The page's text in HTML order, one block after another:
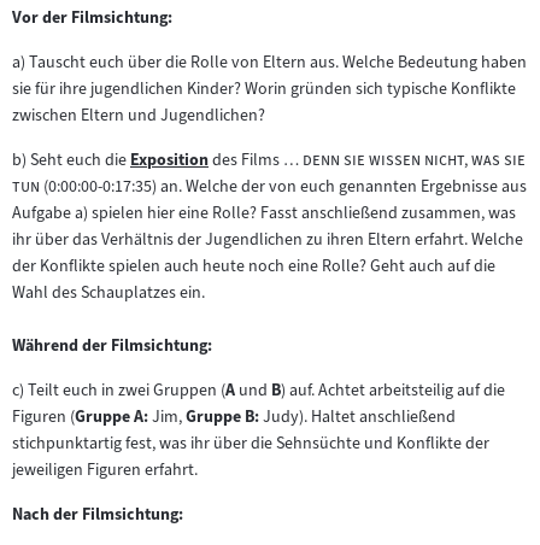
Vor der Filmsichtung:
a) Tauscht euch über die Rolle von Eltern aus. Welche Bedeutung haben
sie für ihre jugendlichen Kinder? Worin gründen sich typische Konflikte
zwischen Eltern und Jugendlichen?
b) Seht euch dieZum
Inhalt:
Expositiondes Films "… denn sie wissen nicht, was sie
tun "(0:00:00-0:17:35) an. Welche der von euch genannten Ergebnisse aus
Aufgabe a) spielen hier eine Rolle? Fasst anschließend zusammen, was
ihr über das Verhältnis der Jugendlichen zu ihren Eltern erfahrt. Welche
der Konflikte spielen auch heute noch eine Rolle? Geht auch auf die
Wahl des Schauplatzes ein.
Während der Filmsichtung:
c) Teilt euch in zwei Gruppen (A und B) auf. Achtet arbeitsteilig auf die
Figuren (Gruppe A:Jim,Gruppe B:Judy). Haltet anschließend
stichpunktartig fest, was ihr über die Sehnsüchte und Konflikte der
jeweiligen Figuren erfahrt.
Nach der Filmsichtung: